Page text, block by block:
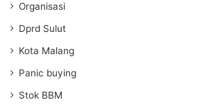
Organisasi
Dprd Sulut
Kota Malang
Panic buying
Stok BBM